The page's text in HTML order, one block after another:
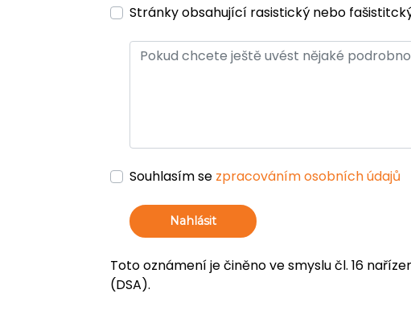
Stránky obsahující rasistický nebo
Souhlasím se zpracováním osobních údajů
Nahlásit
Toto oznámení je činěno ve smyslu čl. 16
(DSA).